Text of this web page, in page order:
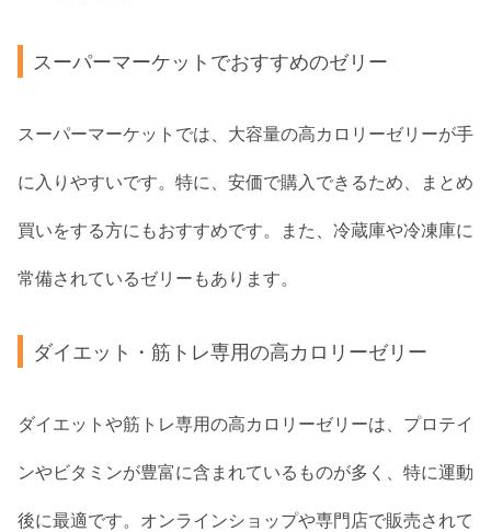
スーパーマーケットでおすすめのゼリー
スーパーマーケットでは、大容量の高カロリーゼリーが手
に入りやすいです。特に、安価で購入できるため、まとめ
買いをする方にもおすすめです。また、冷蔵庫や冷凍庫に
常備されているゼリーもあります。
ダイエット・筋トレ専用の高カロリーゼリー
ダイエットや筋トレ専用の高カロリーゼリーは、プロテイ
ンやビタミンが豊富に含まれているものが多く、特に運動
後に最適です。オンラインショップや専門店で販売されて